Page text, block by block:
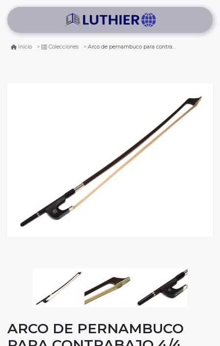
Inicio Colecciones Arco de pernambuco para contrabajo 4/4 (vara redonda)
ARCO DE PERNAMBUCO